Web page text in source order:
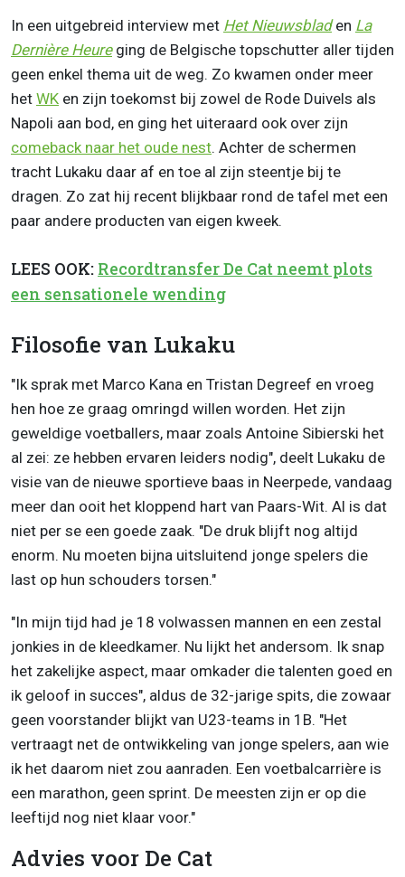
In een uitgebreid interview met Het Nieuwsblad en La
Dernière Heure ging de Belgische topschutter aller tijden
geen enkel thema uit de weg. Zo kwamen onder meer
het WK en zijn toekomst bij zowel de Rode Duivels als
Napoli aan bod, en ging het uiteraard ook over zijn
comeback naar het oude nest. Achter de schermen
tracht Lukaku daar af en toe al zijn steentje bij te
dragen. Zo zat hij recent blijkbaar rond de tafel met een
paar andere producten van eigen kweek.
LEES OOK: Recordtransfer De Cat neemt plots
een sensationele wending
Filosofie van Lukaku
"Ik sprak met Marco Kana en Tristan Degreef en vroeg
hen hoe ze graag omringd willen worden. Het zijn
geweldige voetballers, maar zoals Antoine Sibierski het
al zei: ze hebben ervaren leiders nodig", deelt Lukaku de
visie van de nieuwe sportieve baas in Neerpede, vandaag
meer dan ooit het kloppend hart van Paars-Wit. Al is dat
niet per se een goede zaak. "De druk blijft nog altijd
enorm. Nu moeten bijna uitsluitend jonge spelers die
last op hun schouders torsen."
"In mijn tijd had je 18 volwassen mannen en een zestal
jonkies in de kleedkamer. Nu lijkt het andersom. Ik snap
het zakelijke aspect, maar omkader die talenten goed en
ik geloof in succes", aldus de 32-jarige spits, die zowaar
geen voorstander blijkt van U23-teams in 1B. "Het
vertraagt net de ontwikkeling van jonge spelers, aan wie
ik het daarom niet zou aanraden. Een voetbalcarrière is
een marathon, geen sprint. De meesten zijn er op die
leeftijd nog niet klaar voor."
Advies voor De Cat